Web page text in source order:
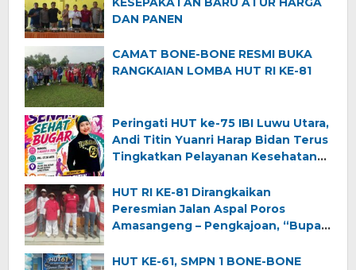
DAN PANEN
CAMAT BONE-BONE RESMI BUKA
RANGKAIAN LOMBA HUT RI KE-81
Peringati HUT ke-75 IBI Luwu Utara,
Andi Titin Yuanri Harap Bidan Terus
Tingkatkan Pelayanan Kesehatan
HUT RI KE-81 Dirangkaikan
Peresmian Jalan Aspal Poros
Amasangeng – Pengkajoan, “Bupati
Semangat Kemerdekaan dan
HUT KE-61, SMPN 1 BONE-BONE